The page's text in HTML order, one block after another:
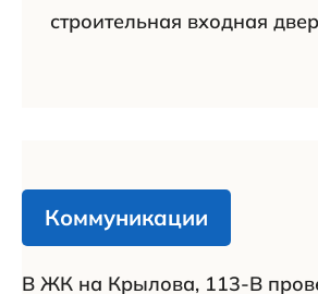
строительная входная
Коммуникации
В ЖК на Крылова, 113-В